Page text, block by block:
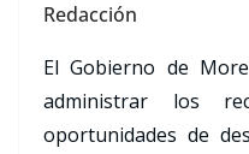
Redacción
El Gobierno de
administrar los
oportunidades de